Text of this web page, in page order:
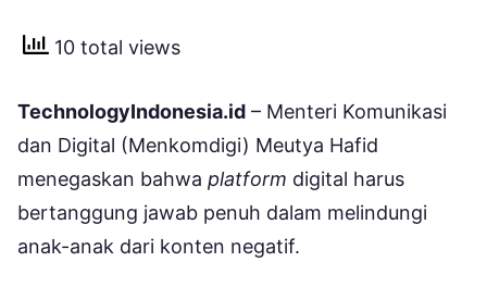
10 total views
TechnologyIndonesia.id – Menteri Komunikasi
dan Digital (Menkomdigi) Meutya Hafid
menegaskan bahwa platform digital harus
bertanggung jawab penuh dalam melindungi
anak-anak dari konten negatif.